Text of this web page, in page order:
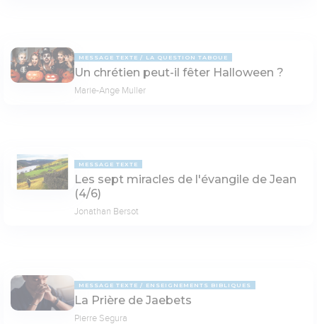
MESSAGE TEXTE LA QUESTION TABOUE
Un chrétien peut-il fêter Halloween ?
Marie-Ange Muller
MESSAGE TEXTE
Les sept miracles de l'évangile de Jean
(4/6)
Jonathan Bersot
MESSAGE TEXTE ENSEIGNEMENTS BIBLIQUES
La Prière de Jaebets
Pierre Segura